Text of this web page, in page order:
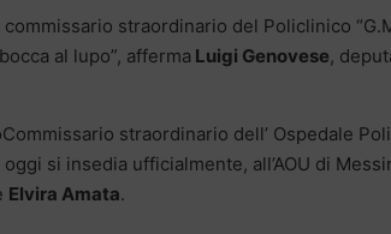
straordinario del Policlinico
al lupo”, afferma Luigi Genovese,
straordinario dell’ Ospedale
si insedia ufficialmente, all’AOU di
Elvira Amata.